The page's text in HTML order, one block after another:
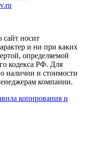
носит
и ни при каких
определяемой
кодекса РФ. Для
наличии и стоимости
компании.
копирования и